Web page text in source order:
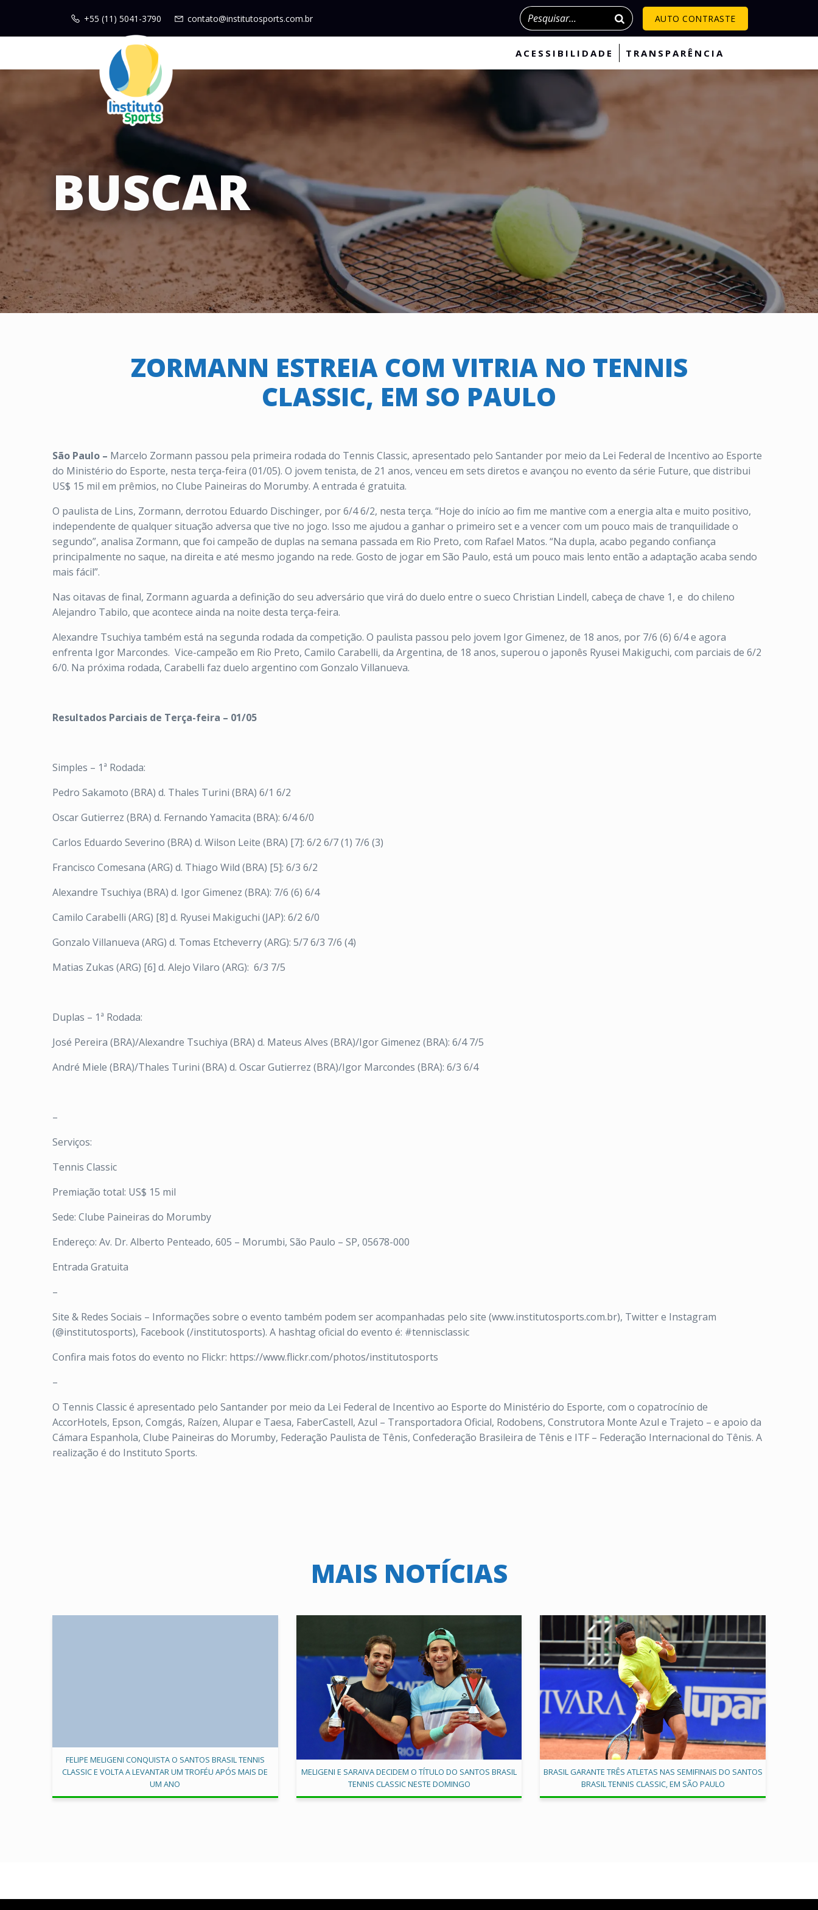
+55 (11) 5041-3790 contato@institutosports.com.br Pesquisar AUTO CONTRASTE
ACESSIBILIDADE TRANSPARÊNCIA
BUSCAR
ZORMANN ESTREIA COM VITRIA NO TENNIS
CLASSIC, EM SO PAULO
São Paulo – Marcelo Zormann passou pela primeira rodada do Tennis Classic, apresentado pelo Santander por meio da Lei Federal de Incentivo ao Esporte
do Ministério do Esporte, nesta terça-feira (01/05). O jovem tenista, de 21 anos, venceu em sets diretos e avançou no evento da série Future, que distribui
US$ 15 mil em prêmios, no Clube Paineiras do Morumby. A entrada é gratuita.
O paulista de Lins, Zormann, derrotou Eduardo Dischinger, por 6/4 6/2, nesta terça. “Hoje do início ao fim me mantive com a energia alta e muito positivo,
independente de qualquer situação adversa que tive no jogo. Isso me ajudou a ganhar o primeiro set e a vencer com um pouco mais de tranquilidade o
segundo”, analisa Zormann, que foi campeão de duplas na semana passada em Rio Preto, com Rafael Matos. “Na dupla, acabo pegando confiança
principalmente no saque, na direita e até mesmo jogando na rede. Gosto de jogar em São Paulo, está um pouco mais lento então a adaptação acaba sendo
mais fácil”.
Nas oitavas de final, Zormann aguarda a definição do seu adversário que virá do duelo entre o sueco Christian Lindell, cabeça de chave 1, e do chileno
Alejandro Tabilo, que acontece ainda na noite desta terça-feira.
Alexandre Tsuchiya também está na segunda rodada da competição. O paulista passou pelo jovem Igor Gimenez, de 18 anos, por 7/6 (6) 6/4 e agora
enfrenta Igor Marcondes. Vice-campeão em Rio Preto, Camilo Carabelli, da Argentina, de 18 anos, superou o japonês Ryusei Makiguchi, com parciais de 6/2
6/0. Na próxima rodada, Carabelli faz duelo argentino com Gonzalo Villanueva.
Resultados Parciais de Terça-feira – 01/05
Simples – 1ª Rodada:
Pedro Sakamoto (BRA) d. Thales Turini (BRA) 6/1 6/2
Oscar Gutierrez (BRA) d. Fernando Yamacita (BRA): 6/4 6/0
Carlos Eduardo Severino (BRA) d. Wilson Leite (BRA) [7]: 6/2 6/7 (1) 7/6 (3)
Francisco Comesana (ARG) d. Thiago Wild (BRA) [5]: 6/3 6/2
Alexandre Tsuchiya (BRA) d. Igor Gimenez (BRA): 7/6 (6) 6/4
Camilo Carabelli (ARG) [8] d. Ryusei Makiguchi (JAP): 6/2 6/0
Gonzalo Villanueva (ARG) d. Tomas Etcheverry (ARG): 5/7 6/3 7/6 (4)
Matias Zukas (ARG) [6] d. Alejo Vilaro (ARG): 6/3 7/5
Duplas – 1ª Rodada:
José Pereira (BRA)/Alexandre Tsuchiya (BRA) d. Mateus Alves (BRA)/Igor Gimenez (BRA): 6/4 7/5
André Miele (BRA)/Thales Turini (BRA) d. Oscar Gutierrez (BRA)/Igor Marcondes (BRA): 6/3 6/4
–
Serviços:
Tennis Classic
Premiação total: US$ 15 mil
Sede: Clube Paineiras do Morumby
Endereço: Av. Dr. Alberto Penteado, 605 – Morumbi, São Paulo – SP, 05678-000
Entrada Gratuita
–
Site & Redes Sociais – Informações sobre o evento também podem ser acompanhadas pelo site (www.institutosports.com.br), Twitter e Instagram
(@institutosports), Facebook (/institutosports). A hashtag oficial do evento é: #tennisclassic
Confira mais fotos do evento no Flickr: https://www.flickr.com/photos/institutosports
–
O Tennis Classic é apresentado pelo Santander por meio da Lei Federal de Incentivo ao Esporte do Ministério do Esporte, com o copatrocínio de
AccorHotels, Epson, Comgás, Raízen, Alupar e Taesa, FaberCastell, Azul – Transportadora Oficial, Rodobens, Construtora Monte Azul e Trajeto – e apoio da
Cámara Espanhola, Clube Paineiras do Morumby, Federação Paulista de Tênis, Confederação Brasileira de Tênis e ITF – Federação Internacional do Tênis. A
realização é do Instituto Sports.
MAIS NOTÍCIAS
FELIPE MELIGENI CONQUISTA O SANTOS BRASIL TENNIS
CLASSIC E VOLTA A LEVANTAR UM TROFÉU APÓS MAIS DE
UM ANO
MELIGENI E SARAIVA DECIDEM O TÍTULO DO SANTOS BRASIL
TENNIS CLASSIC NESTE DOMINGO
BRASIL GARANTE TRÊS ATLETAS NAS SEMIFINAIS DO SANTOS
BRASIL TENNIS CLASSIC, EM SÃO PAULO